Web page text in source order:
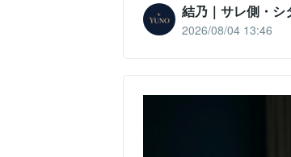
結乃｜サレ側・シ
2026/08/04 13:46